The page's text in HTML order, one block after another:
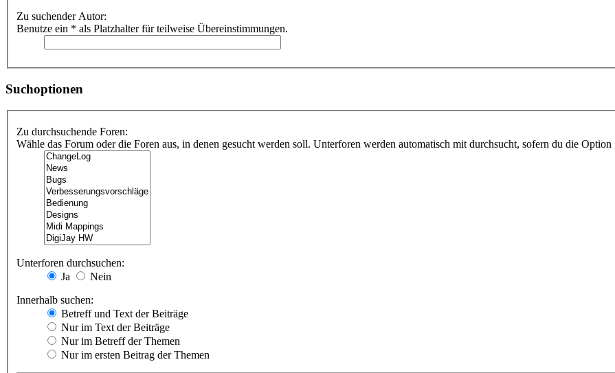
Zu suchender Autor:
Benutze ein * als Platzhalter für teilweise Übereinstimmungen.
Suchoptionen
Zu durchsuchende Foren:
Wähle das Forum oder die Foren aus, in denen gesucht werden soll. Unterforen werden automatisch mit durchsucht, sofern du die
Unterforen durchsuchen:
Ja
Nein
Innerhalb suchen:
Betreff und Text der Beiträge
Nur im Text der Beiträge
Nur im Betreff der Themen
Nur im ersten Beitrag der Themen